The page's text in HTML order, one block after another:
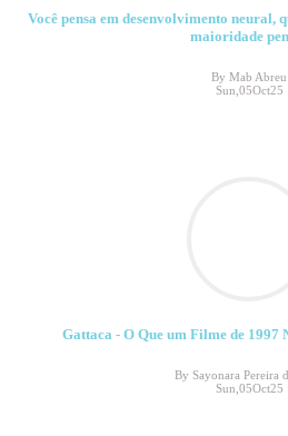
Você pensa em desenvolvimento neural,
maioridade
By Mab Abreu
Sun,05Oct25
Gattaca - O Que um Filme de 1997
By Sayonara Pereira
Sun,05Oct25